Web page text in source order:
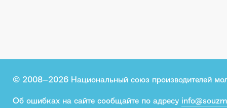
© 2008–2026 Национальный союз производителей
Об ошибках на сайте сообщайте по адресу